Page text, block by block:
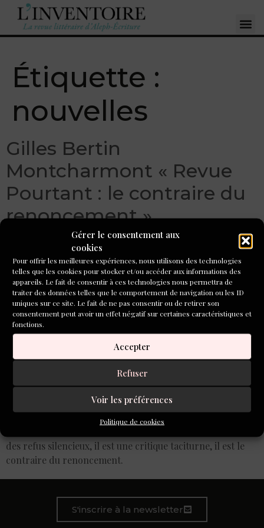
Gérer le consentement aux
cookies
Pour offrir les meilleures expériences, nous utilisons des technologies
telles que les cookies pour stocker et/ou accéder aux informations des
appareils. Le fait de consentir à ces technologies nous permettra de
traiter des données telles que le comportement de navigation ou les ID
uniques sur ce site. Le fait de ne pas consentir ou de retirer son
consentement peut avoir un effet négatif sur certaines caractéristiques et
fonctions.
Accepter
Refuser
Voir les préférences
Politique de cookies
Étiquette :
nouvelles
Gilles Bertin
Montcharmont « Revue
Pourtant : le contraire du
renoncement »
À lui seul, ce mot « pourtant » était un projet entier et
cohérent quant à l’expression de ce que peut être une
des refus silencieux, il est une critique taciturne, il est le
contraire du renoncement.
S'inscrire à la newsletter